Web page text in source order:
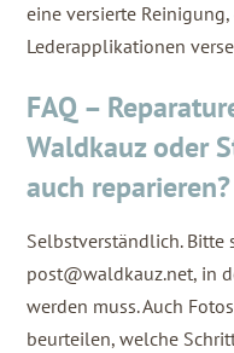
eine versierte
Lederapplikationen
FAQ –
Waldkauz oder
auch reparieren?
Selbstverständlich. Bitte
post@waldkauz.net, in
werden muss. Auch
beurteilen, welche